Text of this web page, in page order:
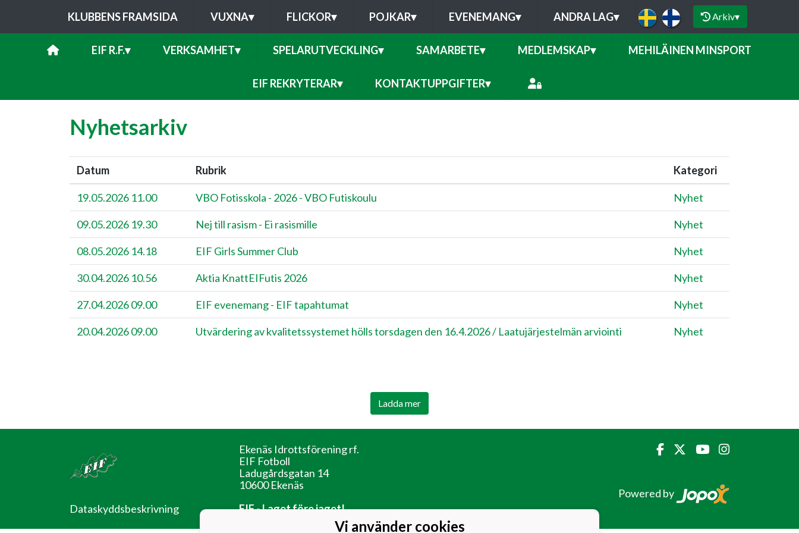
KLUBBENS FRAMSIDA VUXNA▾ FLICKOR▾ POJKAR▾ EVENEMANG▾ ANDRA LAG▾ Arkiv▾
EIF R.F.▾ VERKSAMHET▾ SPELARUTVECKLING▾ SAMARBETE▾ MEDLEMSKAP▾ MEHILÄINEN MINSPORT
EIF REKRYTERAR▾ KONTAKTUPPGIFTER▾
Nyhetsarkiv
Datum Rubrik Kategori
19.05.2026 11.00 VBO Fotisskola - 2026 - VBO Futiskoulu Nyhet
09.05.2026 19.30 Nej till rasism - Ei rasismille Nyhet
08.05.2026 14.18 EIF Girls Summer Club Nyhet
30.04.2026 10.56 ​Aktia KnattEIFutis 2026 Nyhet
27.04.2026 09.00 EIF evenemang - EIF tapahtumat Nyhet
20.04.2026 09.00 Utvärdering av kvalitetssystemet hölls torsdagen den 16.4.2026 / ​Laatujärjestelmän arviointi Nyhet
Ladda mer
Dataskyddsbeskrivning
Ekenäs Idrottsförening rf.
EIF Fotboll
Ladugårdsgatan 14
10600 Ekenäs
EIF - Laget före jaget!
Powered by
Vi använder cookies